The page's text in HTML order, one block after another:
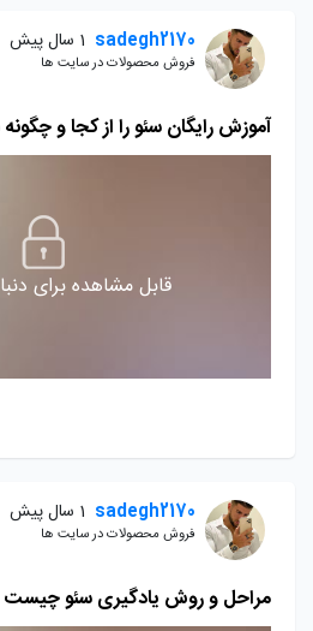
sadegh2170 1 سال پیش
فروش محصولات در سایت ها
آموزش رایگان سئو را از کجا و
قابل مشاهده برای
sadegh2170 1 سال پیش
فروش محصولات در سایت ها
مراحل و روش یادگیری سئو